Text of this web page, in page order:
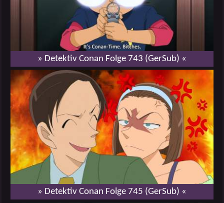
» Detektiv Conan Folge 743 (GerSub) «
» Detektiv Conan Folge 745 (GerSub) «